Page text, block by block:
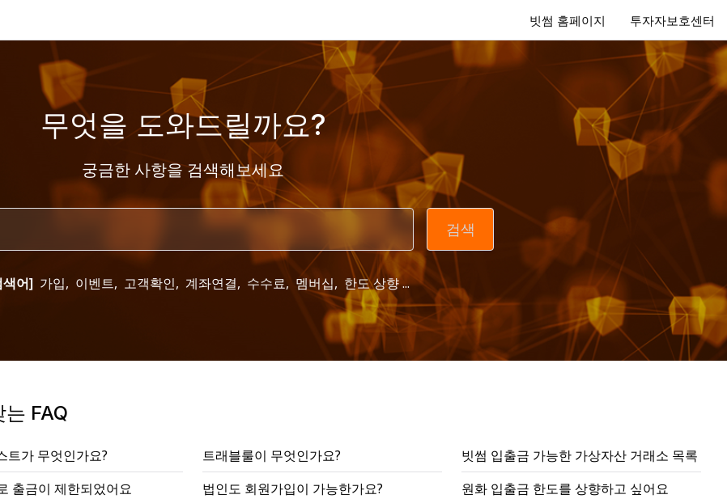
빗썸 홈페이지 투자자보호센터
무엇을 도와드릴까요?
궁금한 사항을 검색해보세요
어] 가입, 이벤트, 고객확인, 계좌연결, 수수료, 멤버십, 한도 상향 ...
FAQ
트가 무엇인가요? 트래블룰이 무엇인가요?
빗썸 입출금 가능한 가상자산 거래소 목록
출금이 제한되었어요
법인도 회원가입이 가능한가요? 원화 입출금 한도를 상향하고 싶어요